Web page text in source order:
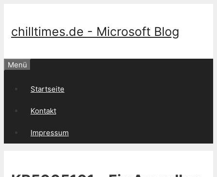
Inhalt
chilltimes.de - Microsoft Blog
Menü
Startseite
Kontakt
Impressum